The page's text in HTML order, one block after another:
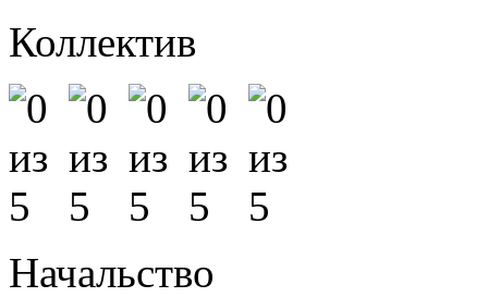
Коллектив
Начальство